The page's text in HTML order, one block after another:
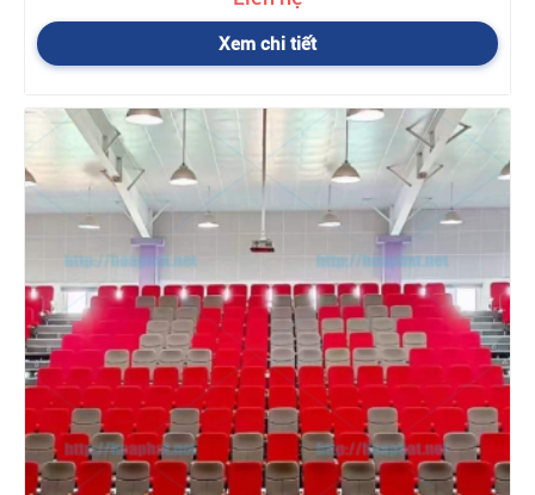
Xem chi tiết